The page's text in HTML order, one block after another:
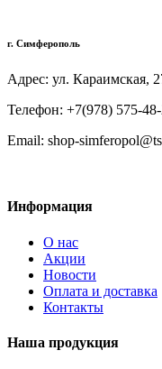
г. Симферополь
Адрес: ул. Караимская,
Телефон: +7(978) 575-
Email: shop-
Информация
О нас
Акции
Новости
Оплата и доставка
Контакты
Наша продукция